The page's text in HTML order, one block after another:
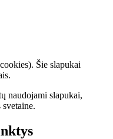
Šie slapukai
naudojami slapukai,